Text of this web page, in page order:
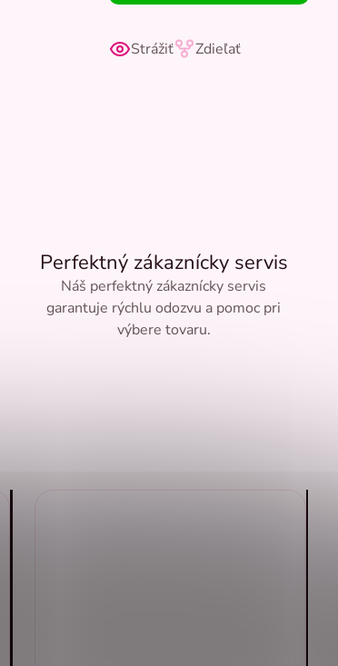
Strážiť Zdieľať
Perfektný zákaznícky servis
Náš perfektný zákaznícky servis
garantuje rýchlu odozvu a pomoc pri
výbere tovaru.